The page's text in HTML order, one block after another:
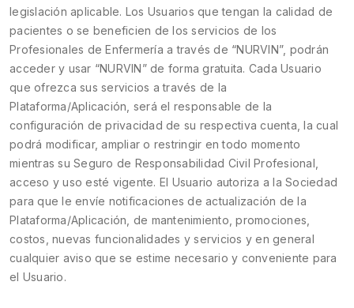
legislación aplicable. Los Usuarios que tengan la calidad de
pacientes o se beneficien de los servicios de los
Profesionales de Enfermería a través de “NURVIN”, podrán
acceder y usar “NURVIN” de forma gratuita. Cada Usuario
que ofrezca sus servicios a través de la
Plataforma/Aplicación, será el responsable de la
configuración de privacidad de su respectiva cuenta, la cual
podrá modificar, ampliar o restringir en todo momento
mientras su Seguro de Responsabilidad Civil Profesional,
acceso y uso esté vigente. El Usuario autoriza a la Sociedad
para que le envíe notificaciones de actualización de la
Plataforma/Aplicación, de mantenimiento, promociones,
costos, nuevas funcionalidades y servicios y en general
cualquier aviso que se estime necesario y conveniente para
el Usuario.